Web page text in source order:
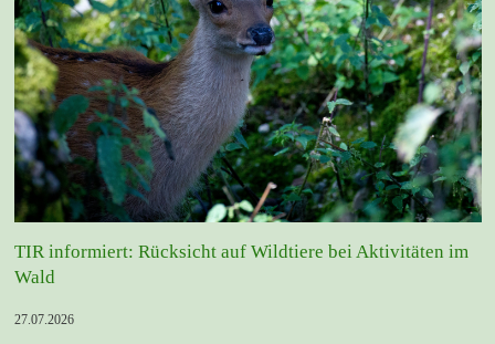
TIR informiert: Rücksicht auf Wildtiere bei Aktivitäten im
Wald
27.07.2026